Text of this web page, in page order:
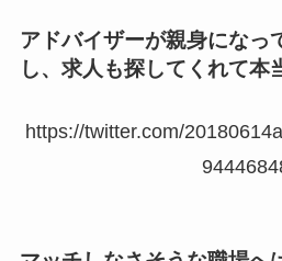
アドバイザーが親身になっ
し、求人も探してくれて本
https://twitter.com/